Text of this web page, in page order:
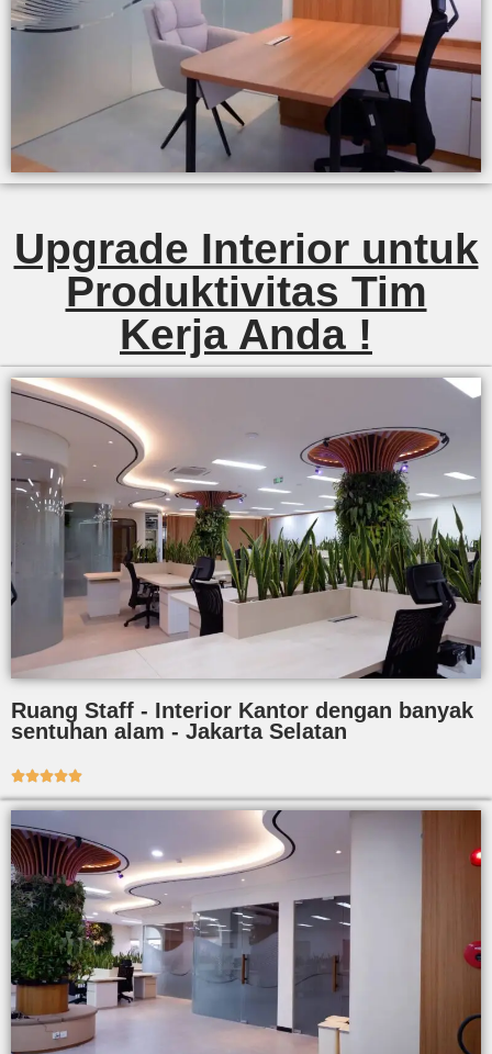
Upgrade Interior untuk
Produktivitas Tim
Kerja Anda !
Ruang Staff - Interior Kantor dengan banyak
sentuhan alam - Jakarta Selatan
